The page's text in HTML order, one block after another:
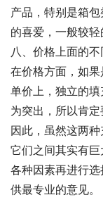
产品，特别是箱
的喜爱，一般较轻
八、价格上面的不
在价格方面，如
单价上，独立的
为突出，所以肯定
因此，虽然这两
它们之间其实有
各种因素再进行
供最专业的意见。